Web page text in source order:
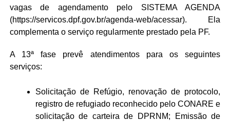
vagas de agendamento pelo SISTEMA AGENDA
(https://servicos.dpf.gov.br/agenda-web/acessar). Ela
complementa o serviço regularmente prestado pela PF.
A 13ª fase prevê atendimentos para os seguintes
serviços:
Solicitação de Refúgio, renovação de protocolo,
registro de refugiado reconhecido pelo CONARE e
solicitação de carteira de DPRNM; Emissão de